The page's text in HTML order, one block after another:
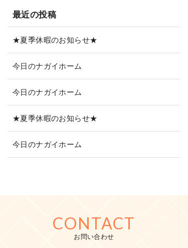
最近の投稿
★夏季休暇のお知らせ★
今日のナガイホーム
今日のナガイホーム
★夏季休暇のお知らせ★
今日のナガイホーム
CONTACT
お問い合わせ